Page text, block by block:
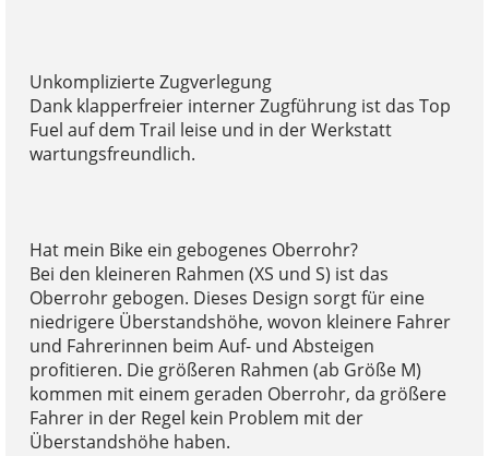
Unkomplizierte Zugverlegung
Dank klapperfreier interner Zugführung ist das Top
Fuel auf dem Trail leise und in der Werkstatt
wartungsfreundlich.
Hat mein Bike ein gebogenes Oberrohr?
Bei den kleineren Rahmen (XS und S) ist das
Oberrohr gebogen. Dieses Design sorgt für eine
niedrigere Überstandshöhe, wovon kleinere Fahrer
und Fahrerinnen beim Auf- und Absteigen
profitieren. Die größeren Rahmen (ab Größe M)
kommen mit einem geraden Oberrohr, da größere
Fahrer in der Regel kein Problem mit der
Überstandshöhe haben.